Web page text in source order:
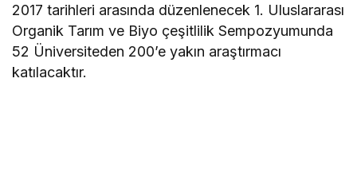
2017 tarihleri arasında düzenlenecek 1. Uluslararası
Organik Tarım ve Biyo çeşitlilik Sempozyumunda
52 Üniversiteden 200’e yakın araştırmacı
katılacaktır.